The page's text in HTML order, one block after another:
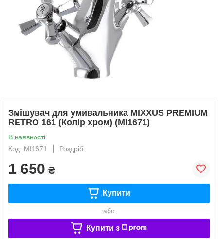
Змішувач для умивальника MIXXUS PREMIUM
RETRO 161 (Колір хром) (MI1671)
В наявності
Код: MI1671
Роздріб
1 650 ₴
Купити
або
Купити з